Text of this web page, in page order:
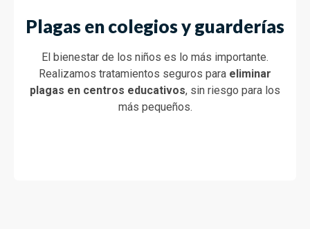
Plagas en colegios y guarderías
El bienestar de los niños es lo más importante.
Realizamos tratamientos seguros para eliminar
plagas en centros educativos, sin riesgo para los
más pequeños.